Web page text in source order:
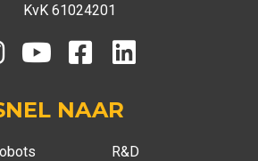
KvK 61024201
NAAR
R&D